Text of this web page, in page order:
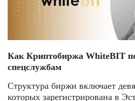
Как Криптобиржа WhiteBIT
спецслужбам
Структура биржи включает
которых зарегистрирована в